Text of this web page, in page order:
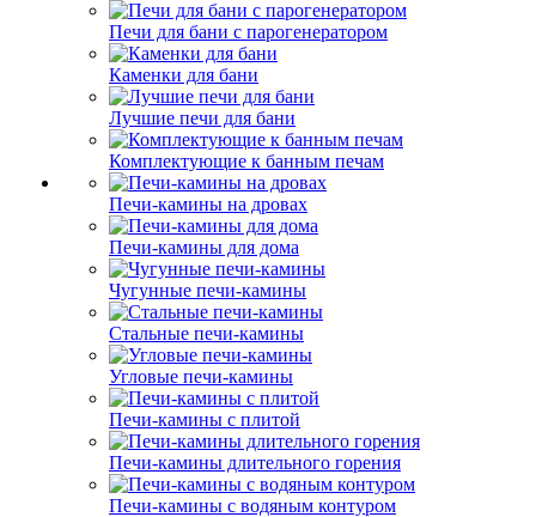
Печи для бани с парогенератором
Каменки для бани
Лучшие печи для бани
Комплектующие к банным печам
Печи-камины на дровах
Печи-камины для дома
Чугунные печи-камины
Стальные печи-камины
Угловые печи-камины
Печи-камины с плитой
Печи-камины длительного горения
Печи-камины с водяным контуром